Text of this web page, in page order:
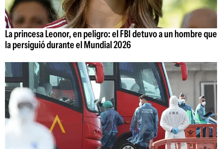
La princesa Leonor, en peligro: el FBI detuvo a un hombre que
la persiguió durante el Mundial 2026